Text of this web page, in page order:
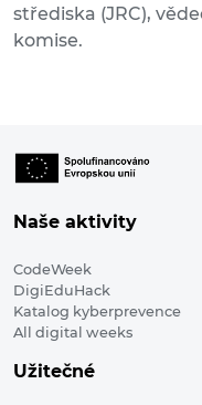
střediska (JRC),
komise.
Naše aktivity
CodeWeek
DigiEduHack
Katalog kyberprevence
All digital weeks
Užitečné